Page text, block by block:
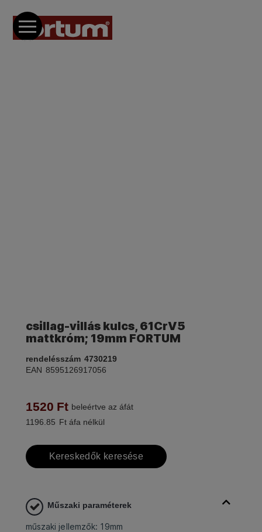
csillag-villás kulcs, 61CrV5
mattkróm; 19mm FORTUM
rendelésszám 4730219
EAN 8595126917056
1520 Ft beleértve az áfát
1196.85 Ft áfa nélkül
Kereskedők keresése
Műszaki paraméterek
műszaki jellemzők: 19mm